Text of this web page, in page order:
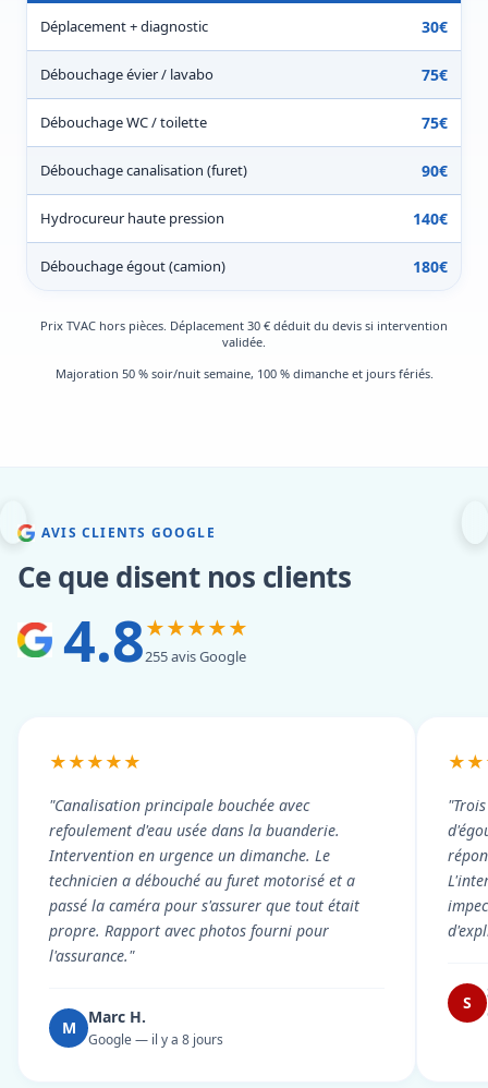
Déplacement + diagnostic 30€
Débouchage évier / lavabo 75€
Débouchage WC / toilette 75€
Débouchage canalisation (furet) 90€
Hydrocureur haute pression 140€
Débouchage égout (camion) 180€
Prix TVAC hors pièces. Déplacement 30 € déduit du devis si intervention
validée.
Majoration 50 % soir/nuit semaine, 100 % dimanche et jours fériés.
AVIS CLIENTS GOOGLE
Ce que disent nos clients
4.8★★★★★
255 avis Google
★★★★★
"Canalisation principale bouchée avec
refoulement d'eau usée dans la buanderie.
Intervention en urgence un dimanche. Le
technicien a débouché au furet motorisé et a
passé la caméra pour s'assurer que tout était
propre. Rapport avec photos fourni pour
l'assurance."
M
Marc H.
Google — il y a 8 jours
S